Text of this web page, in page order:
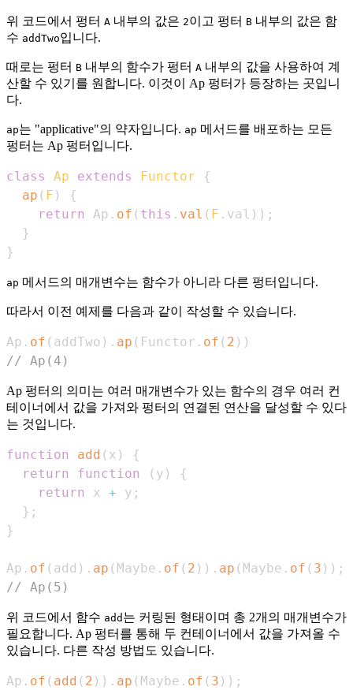
위 코드에서 펑터 A 내부의 값은 2이고 펑터 B 내부의 값은 함
수 addTwo입니다.
때로는 펑터 B 내부의 함수가 펑터 A 내부의 값을 사용하여 계
산할 수 있기를 원합니다. 이것이 Ap 펑터가 등장하는 곳입니
다.
ap는 "applicative"의 약자입니다. ap 메서드를 배포하는 모든
펑터는 Ap 펑터입니다.
class Ap extends Functor
{
ap ( F )
{
return
Ap . of ( this . val ( F . val ) ) ;
}
}
ap 메서드의 매개변수는 함수가 아니라 다른 펑터입니다.
따라서 이전 예제를 다음과 같이 작성할 수 있습니다.
Ap . of ( addTwo ) . ap ( Functor . of ( 2 ) )
// Ap(4)
Ap 펑터의 의미는 여러 매개변수가 있는 함수의 경우 여러 컨
테이너에서 값을 가져와 펑터의 연결된 연산을 달성할 수 있다
는 것입니다.
function add ( x )
{
return
function ( y )
{
return
x + y ;
} ;
}
Ap . of ( add ) . ap ( Maybe . of ( 2 ) ) . ap ( Maybe . of ( 3 ) ) ;
// Ap(5)
위 코드에서 함수 add 는 커링된 형태이며 총 2개의 매개변수가
필요합니다. Ap 펑터를 통해 두 컨테이너에서 값을 가져올 수
있습니다. 다른 작성 방법도 있습니다.
Ap . of ( add ( 2 ) ) . ap ( Maybe . of ( 3 ) ) ;